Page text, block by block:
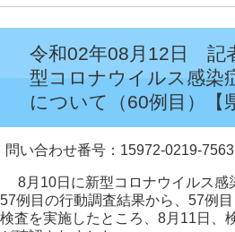
令和02年08月12日 記
型コロナウイルス感染
について（60例目）【
問い合わせ番号：15972-0219-7563
8月10日に新型コロナウイルス感
57例目の行動調査結果から、57例
検査を実施したところ、8月11日、